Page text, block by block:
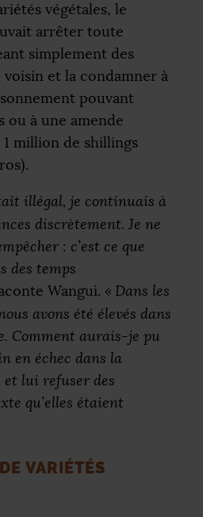
végétales, le
arrêter toute
simplement des
voisin et la condamner à
pouvant
ou à une amende
million de shillings
illégal, je continuais à
discrètement. Je ne
: c’est ce que
des temps
Wangui. « Dans les
avons été élevés dans
Comment aurais-je pu
en échec dans la
lui refuser des
qu’elles étaient
VARIÉTÉS